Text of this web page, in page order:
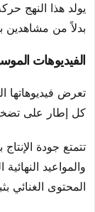
يولد هذا النهج
بدلاً من مشاهدين
الفيديوهات
تعرض فيديوهاتها
كل إطار على
تتمتع جودة
والمواعيد
المحتوى الغنائي